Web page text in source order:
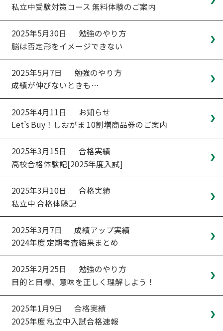
私立中受験対策コース 無料体験のご案内
2025年5月30日
勉強のやり方
脳は否定形をイメージできない
2025年5月7日
勉強のやり方
成績が伸びないときも…
2025年4月11日
お知らせ
Let’s Buy！しおがま 10割増商品券のご案内
2025年3月15日
合格実績
高校合格体験記[2025年度入試]
2025年3月10日
合格実績
私立中 合格体験記
2025年3月7日
成績アップ実績
2024年度 定期考査結果まとめ
2025年2月25日
勉強のやり方
目的と目標、意味を正しく理解しよう！
2025年1月9日
合格実績
2025年度 私立中入試合格速報